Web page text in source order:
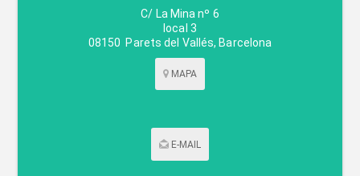
C/ La Mina nº 6
local 3
08150 Parets del Vallés, Barcelona
MAPA
E-MAIL